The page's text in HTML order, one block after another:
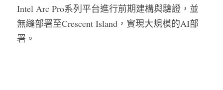
Intel Arc Pro系列平台進行前期建構與驗證，並
無縫部署至Crescent Island，實現大規模的AI部
署。